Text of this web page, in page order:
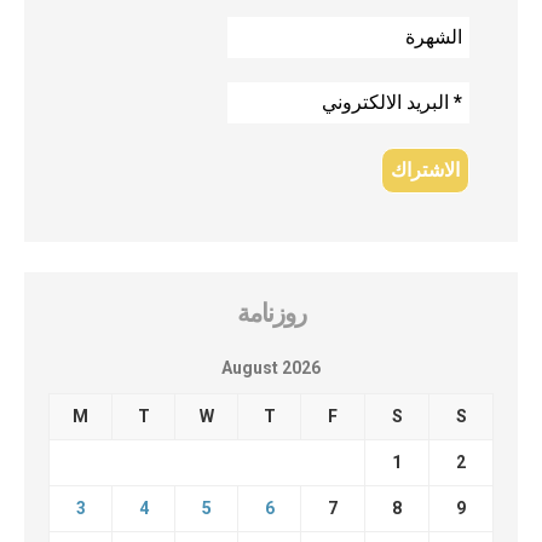
روزنامة
August 2026
M T W T F S S
1 2
3 4 5 6 7 8 9